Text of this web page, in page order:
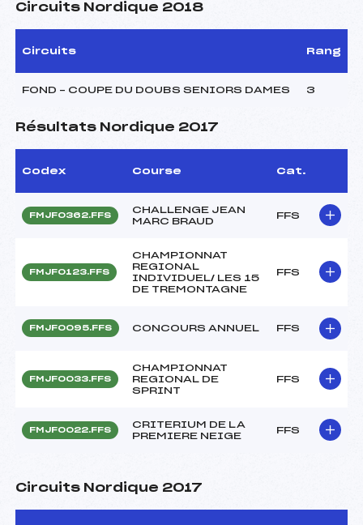
Circuits Nordique 2018
Circuits Rang
FOND – COUPE DU DOUBS SENIORS DAMES 3
Résultats Nordique 2017
Codex Course Cat.
FMJF0362.FFS
CHALLENGE JEAN
MARC BRAUD
FFS
FMJF0123.FFS
CHAMPIONNAT
REGIONAL
INDIVIDUEL/ LES 15
DE TREMONTAGNE
FFS
FMJF0095.FFS CONCOURS ANNUEL FFS
FMJF0033.FFS
CHAMPIONNAT
REGIONAL DE
SPRINT
FFS
FMJF0022.FFS
CRITERIUM DE LA
PREMIERE NEIGE
FFS
Circuits Nordique 2017